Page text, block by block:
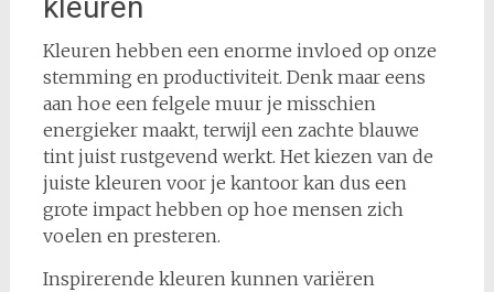
Kleuren hebben een enorme invloed op onze
stemming en productiviteit. Denk maar eens
aan hoe een felgele muur je misschien
energieker maakt, terwijl een zachte blauwe
tint juist rustgevend werkt. Het kiezen van de
juiste kleuren voor je kantoor kan dus een
grote impact hebben op hoe mensen zich
voelen en presteren.
Inspirerende kleuren kunnen variëren